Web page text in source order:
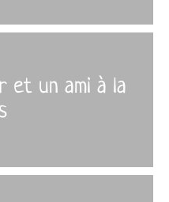
et un ami à la